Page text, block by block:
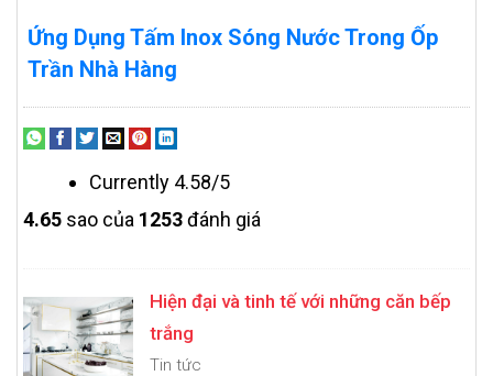
Ứng Dụng Tấm Inox Sóng Nước Trong Ốp
Trần Nhà Hàng
Currently 4.58/5
4.65 sao của 1253đánh giá
Hiện đại và tinh tế với những căn bếp
trắng
Tin tức